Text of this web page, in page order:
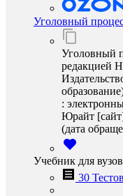
Уголовный
Уголовный
редакцией
:
Юрайт
(дата
Учебник для вузов
30 Тестов